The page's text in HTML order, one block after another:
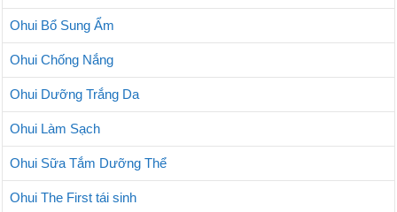
Ohui Bổ Sung Ẩm
Ohui Chống Nắng
Ohui Dưỡng Trắng Da
Ohui Làm Sạch
Ohui Sữa Tắm Dưỡng Thể
Ohui The First tái sinh